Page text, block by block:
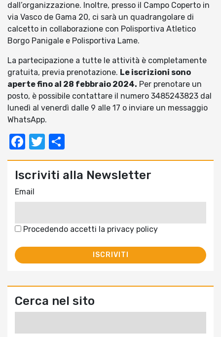
dall’organizzazione. Inoltre, presso il Campo Coperto in
via Vasco de Gama 20, ci sarà un quadrangolare di
calcetto in collaborazione con Polisportiva Atletico
Borgo Panigale e Polisportiva Lame.
La partecipazione a tutte le attività è completamente
gratuita, previa prenotazione. Le iscrizioni sono
aperte fino al 28 febbraio 2024. Per prenotare un
posto, è possibile contattare il numero 3485243823 dal
lunedì al venerdì dalle 9 alle 17 o inviare un messaggio
WhatsApp.
Facebook
Twitter
Iscriviti alla Newsletter
Email
Procedendo accetti la privacy policy
Cerca nel sito